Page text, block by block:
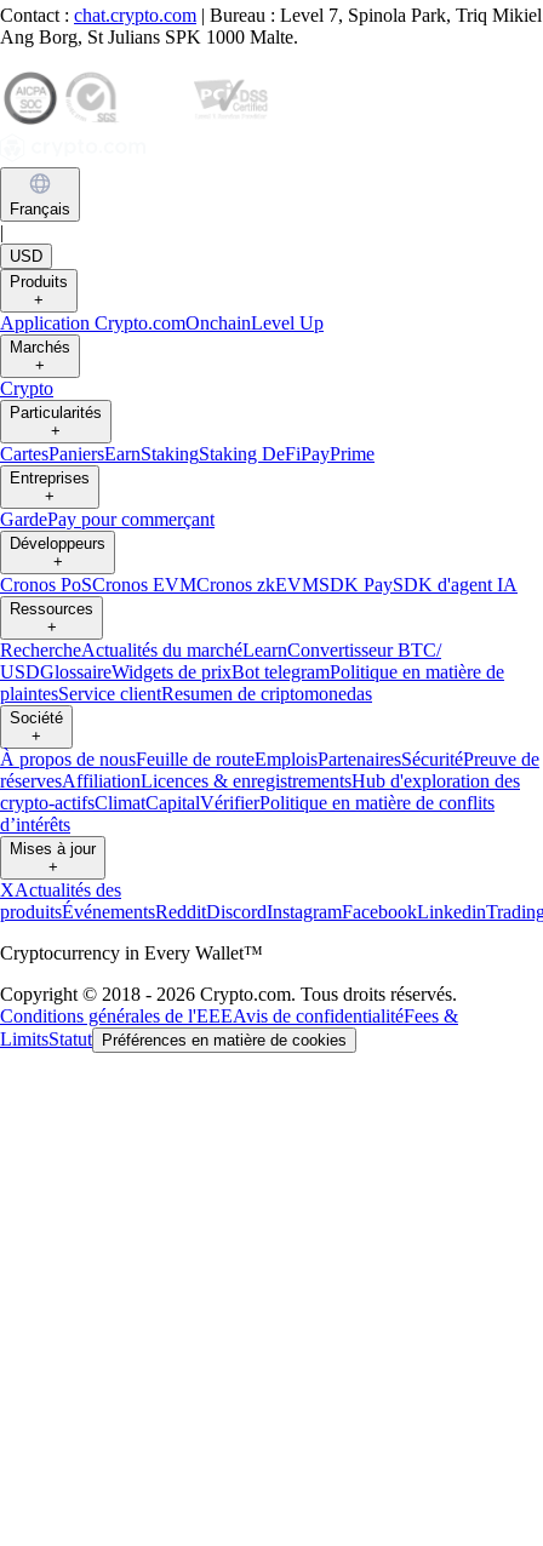
Contact : chat.crypto.com | Bureau : Level 7, Spinola Park, Triq Mikiel
Ang Borg, St Julians SPK 1000 Malte.
Français
|
USD
Produits
+
Application Crypto.comOnchainLevel Up
Marchés
+
Crypto
Particularités
+
CartesPaniersEarnStakingStaking DeFiPayPrime
Entreprises
+
GardePay pour commerçant
Développeurs
+
Cronos PoSCronos EVMCronos zkEVMSDK PaySDK d'agent IA
Ressources
+
RechercheActualités du marchéLearnConvertisseur BTC/
USDGlossaireWidgets de prixBot telegramPolitique en matière de
plaintesService clientResumen de criptomonedas
Société
+
À propos de nousFeuille de routeEmploisPartenairesSécuritéPreuve de
réservesAffiliationLicences & enregistrementsHub d'exploration des
crypto-actifsClimatCapitalVérifierPolitique en matière de conflits
d’intérêts
Mises à jour
+
XActualités des
produitsÉvénementsRedditDiscordInstagramFacebookLinkedin
Cryptocurrency in Every Wallet™
Copyright © 2018 - 2026 Crypto.com. Tous droits réservés.
Conditions générales de l'EEEAvis de confidentialitéFees &
LimitsStatut Préférences en matière de cookies